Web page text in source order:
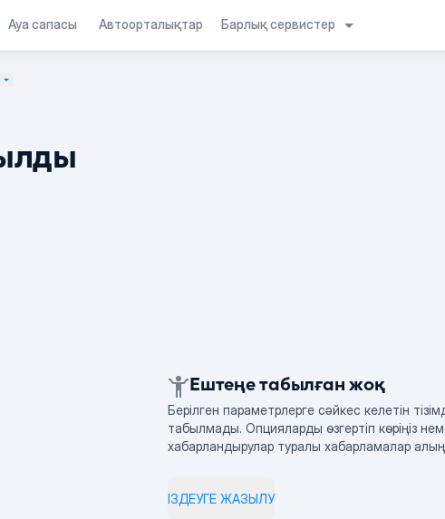
Ауа сапасы Автоорталықтар Барлық сервистер
Ештеңе табылған жоқ
Берілген параметрлерге сәйкес келетін
табылмады. Опцияларды өзгертіп көріңіз
хабарландырулар туралы хабарламалар
ІЗДЕУГЕ ЖАЗЫЛУ